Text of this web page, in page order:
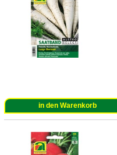
in den Warenkorb